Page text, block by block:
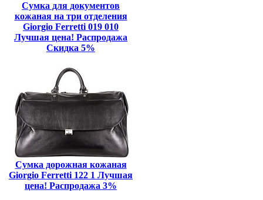
Сумка для документов
кожаная на три отделения
Giorgio Ferretti 019 010
Лучшая цена! Распродажа
Скидка 5%
Сумка дорожная кожаная
Giorgio Ferretti 122 1 Лучшая
цена! Распродажа 3%